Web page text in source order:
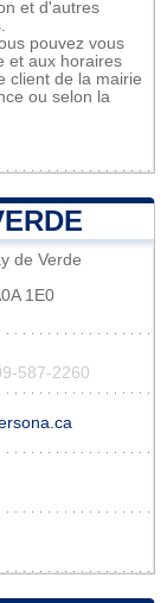
et d'autres
pouvez vous
et aux horaires
client de la mairie
ou selon la
de Verde
1E0
587-2260